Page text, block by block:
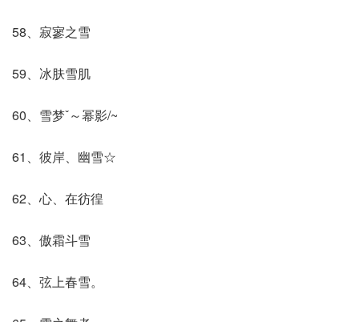
58、寂寥之雪
59、冰肤雪肌
60、雪梦ˇ～幂影/~
61、彼岸、幽雪☆
62、心、在彷徨
63、傲霜斗雪
64、弦上春雪。